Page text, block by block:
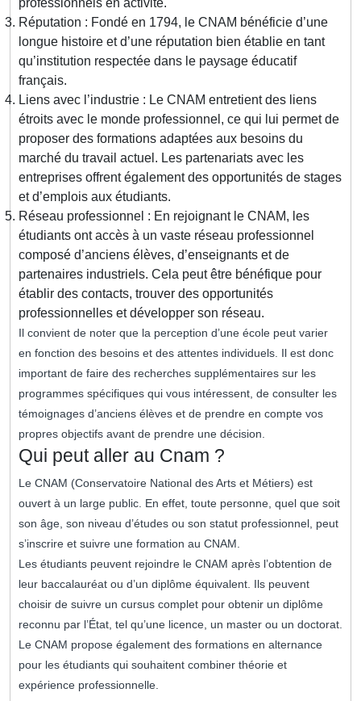
professionnels en activité.
Réputation : Fondé en 1794, le CNAM bénéficie d’une
longue histoire et d’une réputation bien établie en tant
qu’institution respectée dans le paysage éducatif
français.
Liens avec l’industrie : Le CNAM entretient des liens
étroits avec le monde professionnel, ce qui lui permet de
proposer des formations adaptées aux besoins du
marché du travail actuel. Les partenariats avec les
entreprises offrent également des opportunités de stages
et d’emplois aux étudiants.
Réseau professionnel : En rejoignant le CNAM, les
étudiants ont accès à un vaste réseau professionnel
composé d’anciens élèves, d’enseignants et de
partenaires industriels. Cela peut être bénéfique pour
établir des contacts, trouver des opportunités
professionnelles et développer son réseau.
Il convient de noter que la perception d’une école peut varier
en fonction des besoins et des attentes individuels. Il est donc
important de faire des recherches supplémentaires sur les
programmes spécifiques qui vous intéressent, de consulter les
témoignages d’anciens élèves et de prendre en compte vos
propres objectifs avant de prendre une décision.
Qui peut aller au Cnam ?
Le CNAM (Conservatoire National des Arts et Métiers) est
ouvert à un large public. En effet, toute personne, quel que soit
son âge, son niveau d’études ou son statut professionnel, peut
s’inscrire et suivre une formation au CNAM.
Les étudiants peuvent rejoindre le CNAM après l’obtention de
leur baccalauréat ou d’un diplôme équivalent. Ils peuvent
choisir de suivre un cursus complet pour obtenir un diplôme
reconnu par l’État, tel qu’une licence, un master ou un doctorat.
Le CNAM propose également des formations en alternance
pour les étudiants qui souhaitent combiner théorie et
expérience professionnelle.